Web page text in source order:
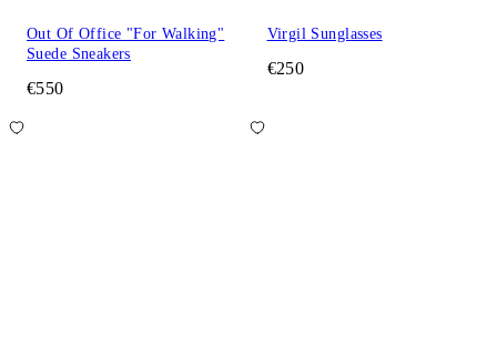
Out Of Office "For Walking"
Suede Sneakers
€550
Virgil Sunglasses
€250